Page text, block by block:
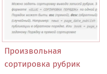
Произвольная
сортировка рубрик